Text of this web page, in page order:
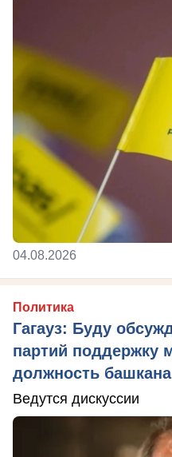
04.08.2026
Политика
Гагауз: Буду
партий поддержку
должность башкана
Ведутся дискуссии